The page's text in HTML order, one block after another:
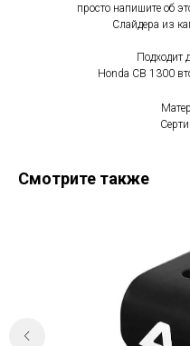
просто напишите об
Слайдера из
Подходит
Honda CB 1300
Смотрите также